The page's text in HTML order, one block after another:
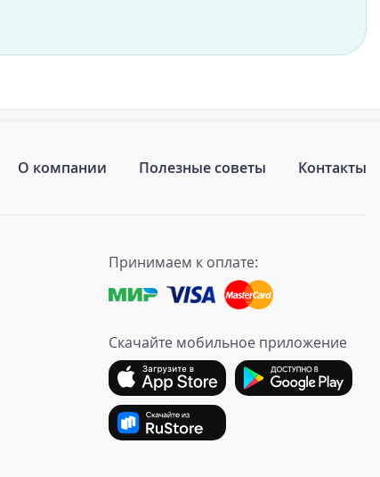
О компании Полезные советы Контакты
Принимаем к оплате:
Скачайте мобильное приложение